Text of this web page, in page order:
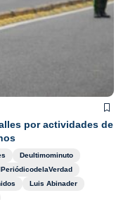
por actividades de
Deultimominuto
Luis Abinader